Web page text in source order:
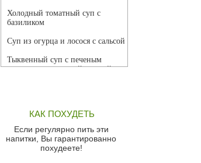
Холодный томатный суп с
базиликом
Суп из огурца и лосося с сальсой
Тыквенный суп с печеным
чесноком и томатной сальсой
красного перца
Парижский луковый суп
Суп из спаржи и горошка с
КАК ПОХУДЕТЬ
Если регулярно пить эти
напитки, Вы гарантированно
похудеете!